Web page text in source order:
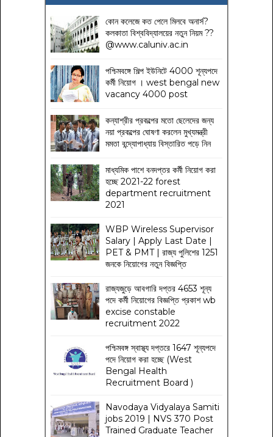
কোন কলেজে কত পেলে মিলবে অনার্স?
কলকাতা বিশ্ববিদ্যালয়ের নতুন নিয়ম??
@www.caluniv.ac.in
পশ্চিমবঙ্গে শিল্প ইউনিটে 4000 শূন্যপদে
কর্মী নিয়োগ । west bengal new
vacancy 4000 post
কন্যাশ্রীর প্রকল্পের মতো ছেলেদের জন্য
নয়া প্রকল্পের ঘোষণা করলেন মুখ্যমন্ত্রী
মমতা বন্দ্যোপাধ্যায় বিস্তারিত পড়ে নিন
মাধ্যমিক পাশে বনদপ্তর কর্মী নিয়োগ করা
হচ্ছে 2021-22 forest
department recruitment
2021
WBP Wireless Supervisor
Salary | Apply Last Date |
PET & PMT | রাজ্য পুলিশের 1251
জনকে নিয়োগের নতুন বিজ্ঞপ্তি
রাজ্যজুড়ে আবগারি দপ্তর 4653 শূন্য
পদে কর্মী নিয়োগের বিজ্ঞপ্তি প্রকাশ wb
excise constable
recruitment 2022
পশ্চিমবঙ্গ স্বাস্থ্য দপ্তরে 1647 শূন্যপদে
পদে নিয়োগ করা হচ্ছে (West
Bengal Health
Recruitment Board )
Navodaya Vidyalaya Samiti
jobs 2019 | NVS 370 Post
Trained Graduate Teacher